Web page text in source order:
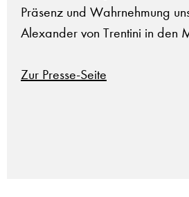
Präsenz und Wahrnehmung
Alexander von Trentini in den
Zur Presse-Seite